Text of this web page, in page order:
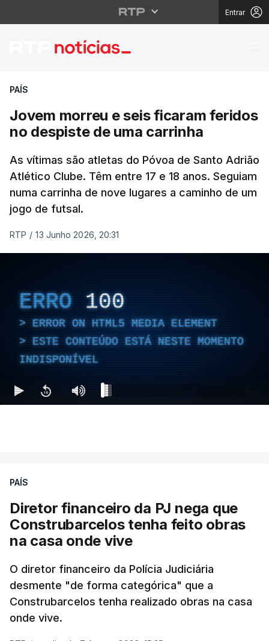
Entrar
Jovem morreu e seis
PAÍS
Jovem morreu e seis ficaram feridos
no despiste de uma carrinha
As vítimas são atletas do Póvoa de Santo Adrião
Atlético Clube. Têm entre 17 e 18 anos. Seguiam
numa carrinha de nove lugares a caminho de um
jogo de futsal.
RTP / 13 Junho 2026, 20:31
ERRO 100
ERROR ON HTML5 MEDIA ELEMENT
ESTE CONTEÚDO ESTÁ NESTE MOMENTO
INDISPONÍVEL
PAÍS
Diretor financeiro da PJ nega que
Construbarcelos tenha feito obras
na casa onde vive
O diretor financeiro da Polícia Judiciária
desmente "de forma categórica" que a
Construbarcelos tenha realizado obras na casa
onde vive.